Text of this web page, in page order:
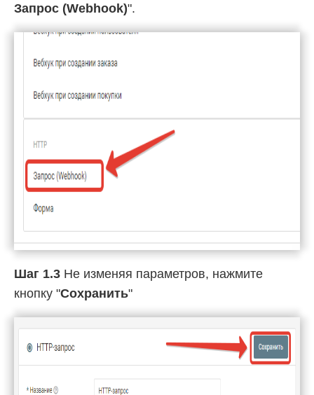
Запрос (Webhook)".
Шаг 1.3 Не изменяя параметров, нажмите
кнопку "Сохранить"